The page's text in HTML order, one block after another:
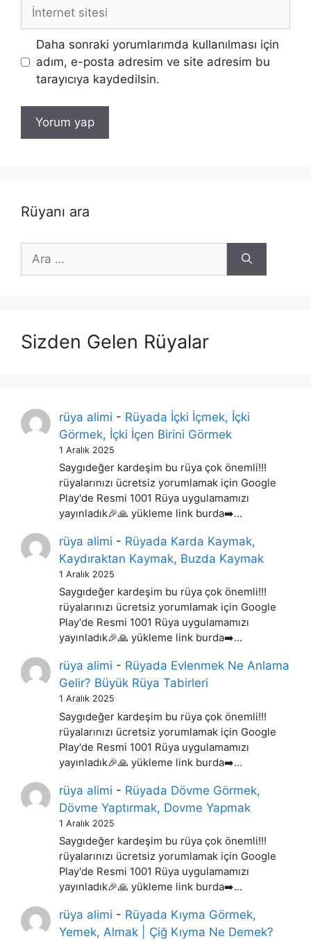
İnternet
Daha sonraki yorumlarımda kullanılması için
adım, e-posta adresim ve site adresim bu
tarayıcıya kaydedilsin.
Rüyanı ara
ara
Sizden Gelen Rüyalar
rüya alimi - Rüyada İçki İçmek, İçki
Görmek, İçki İçen Birini Görmek
1 Aralık 2025
Saygıdeğer kardeşim bu rüya çok önemli!!!
rüyalarınızı ücretsiz yorumlamak için Google
Play'de Resmi 1001 Rüya uygulamamızı
yayınladık🎉🙏 yükleme link burda➡️…
rüya alimi - Rüyada Karda Kaymak,
Kaydıraktan Kaymak, Buzda Kaymak
1 Aralık 2025
Saygıdeğer kardeşim bu rüya çok önemli!!!
rüyalarınızı ücretsiz yorumlamak için Google
Play'de Resmi 1001 Rüya uygulamamızı
yayınladık🎉🙏 yükleme link burda➡️…
rüya alimi - Rüyada Evlenmek Ne Anlama
Gelir? Büyük Rüya Tabirleri
1 Aralık 2025
Saygıdeğer kardeşim bu rüya çok önemli!!!
rüyalarınızı ücretsiz yorumlamak için Google
Play'de Resmi 1001 Rüya uygulamamızı
yayınladık🎉🙏 yükleme link burda➡️…
rüya alimi - Rüyada Dövme Görmek,
Dövme Yaptırmak, Dovme Yapmak
1 Aralık 2025
Saygıdeğer kardeşim bu rüya çok önemli!!!
rüyalarınızı ücretsiz yorumlamak için Google
Play'de Resmi 1001 Rüya uygulamamızı
yayınladık🎉🙏 yükleme link burda➡️…
rüya alimi - Rüyada Kıyma Görmek,
Yemek, Almak | Çiğ Kıyma Ne Demek?